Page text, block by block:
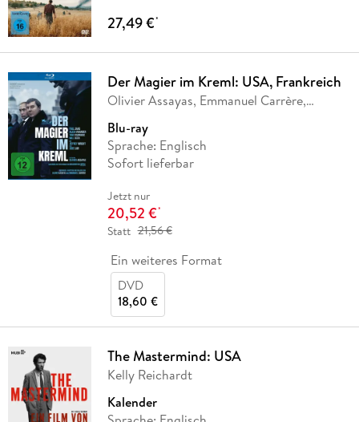
27,49 €*
Der Magier im Kreml: USA, Frankreich
Olivier Assayas, Emmanuel Carrère,
Blu-ray
Sprache: Englisch
Sofort lieferbar
Jetzt nur
20,52 €*
Statt 21,56 €
Ein weiteres Format
DVD
18,60 €
The Mastermind: USA
Kelly Reichardt
Kalender